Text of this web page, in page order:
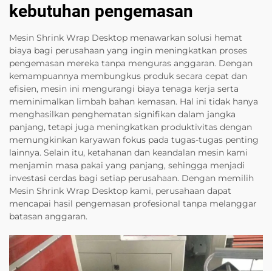
kebutuhan pengemasan
Mesin Shrink Wrap Desktop menawarkan solusi hemat
biaya bagi perusahaan yang ingin meningkatkan proses
pengemasan mereka tanpa menguras anggaran. Dengan
kemampuannya membungkus produk secara cepat dan
efisien, mesin ini mengurangi biaya tenaga kerja serta
meminimalkan limbah bahan kemasan. Hal ini tidak hanya
menghasilkan penghematan signifikan dalam jangka
panjang, tetapi juga meningkatkan produktivitas dengan
memungkinkan karyawan fokus pada tugas-tugas penting
lainnya. Selain itu, ketahanan dan keandalan mesin kami
menjamin masa pakai yang panjang, sehingga menjadi
investasi cerdas bagi setiap perusahaan. Dengan memilih
Mesin Shrink Wrap Desktop kami, perusahaan dapat
mencapai hasil pengemasan profesional tanpa melanggar
batasan anggaran.